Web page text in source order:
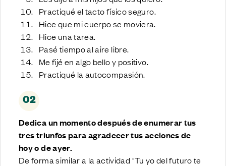
Practiqué el tacto físico seguro.
Hice que mi cuerpo se moviera.
Hice una tarea.
Pasé tiempo al aire libre.
Me fijé en algo bello y positivo.
Practiqué la autocompasión.
02
Dedica un momento después de enumerar tus
tres triunfos para agradecer tus acciones de
hoy o de ayer.
De forma similar a la actividad "Tu yo del futuro te